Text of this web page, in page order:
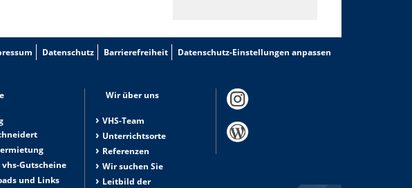
Datenschutz Barrierefreiheit Datenschutz-Einstellungen anpassen
vhs-Gutscheine
und Links
Wir über uns
VHS-Team
Unterrichtsorte
Referenzen
Wir suchen Sie
Leitbild der